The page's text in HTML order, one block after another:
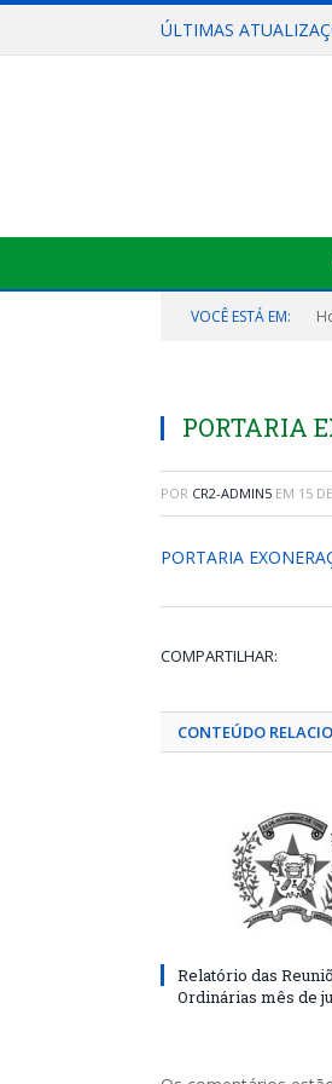
ÚLTIMAS
VOCÊ ESTÁ EM:
PORTARIA
POR CR2-ADMIN5 EM 15
PORTARIA
COMPARTILHAR:
CONTEÚDO
Relatório das
Ordinárias mês de